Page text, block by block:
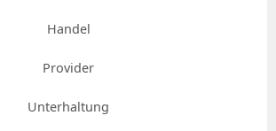
Handel
Provider
Unterhaltung